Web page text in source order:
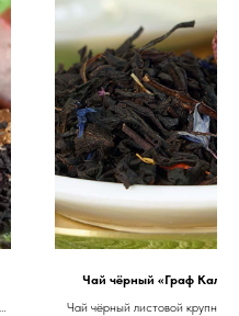
Чай чёрный «Граф
Чай чёрный листовой крупный,